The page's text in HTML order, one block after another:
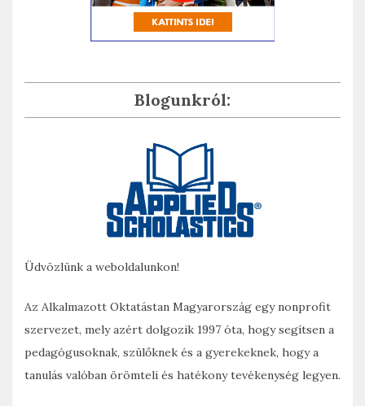
Blogunkról:
Üdvözlünk a weboldalunkon!
Az Alkalmazott Oktatástan Magyarország egy nonprofit
szervezet, mely azért dolgozik 1997 óta, hogy segítsen a
pedagógusoknak, szülőknek és a gyerekeknek, hogy a
tanulás valóban örömteli és hatékony tevékenység legyen.